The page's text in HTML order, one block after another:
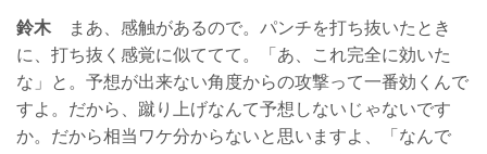
鈴木 まあ、感触があるので。パンチを打ち抜いたとき
に、打ち抜く感覚に似ててて。「あ、これ完全に効いた
な」と。予想が出来ない角度からの攻撃って一番効くんで
すよ。だから、蹴り上げなんて予想しないじゃないです
か。だから相当ワケ分からないと思いますよ、「なんで